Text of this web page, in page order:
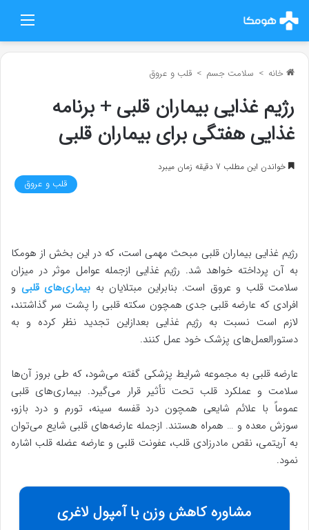
خانه > سلامت جسم > قلب و عروق
رژیم غذایی بیماران قلبی + برنامه
غذایی هفتگی برای بیماران قلبی
خواندن این مطلب 7 دقیقه زمان میبرد
قلب و عروق
رژیم غذایی بیماران قلبی مبحث مهمی است، که در این بخش از هومکا
به آن پرداخته خواهد شد. رژیم غذایی ازجمله عوامل موثر در میزان
سلامت قلب و عروق است. بنابراین مبتلایان به بیماری‌های قلبی و
افرادی که عارضه قلبی جدی همچون سکته قلبی را پشت سر گذاشتند،
لازم است نسبت به رژیم غذایی بعدازاین تجدید نظر کرده و به
دستورالعمل‌های پزشک خود عمل کنند.
عارضه قلبی به مجموعه شرایط پزشکی گفته می‌شود، که طی بروز آن‌ها
سلامت و عملکرد قلب تحت تأثیر قرار می‌گیرد. بیماری‌های قلبی
عموماً با علائم شایعی همچون درد قفسه سینه، تورم و درد بازو،
سوزش معده و … همراه هستند. ازجمله عارضه‌های قلبی شایع می‌توان
به آریتمی، نقص مادرزادی قلب، عفونت قلبی و عارضه عضله قلب اشاره
نمود.
مشاوره کاهش وزن با آمپول لاغری